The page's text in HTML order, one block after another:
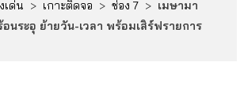
เด่น > เกาะติดจอ > ช่อง 7 > เมษามา
อนระอุ ย้ายวัน-เวลา พร้อมเสิร์ฟรายการ